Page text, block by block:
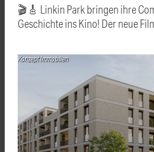
🎬🎸 Linkin Park bringen ihre
Geschichte ins Kino! Der neue
Konzept Immobilien